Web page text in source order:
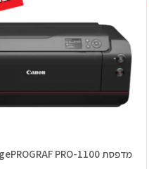
מדפסת imagePROGRAF PRO-1100